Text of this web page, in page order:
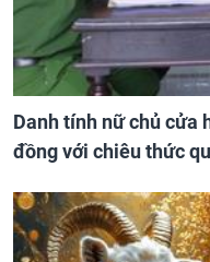
Danh tính nữ chủ cửa
đồng với chiêu thức